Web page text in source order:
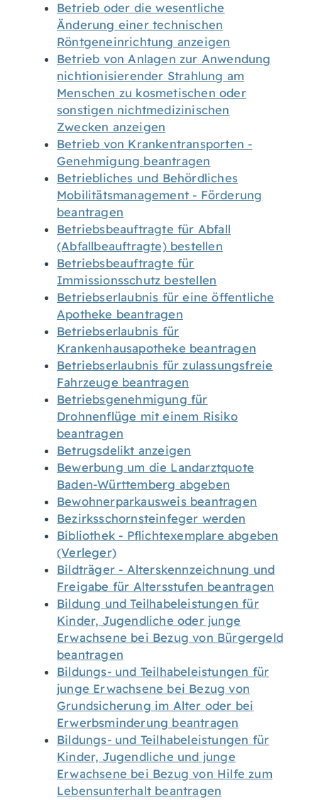
Betrieb oder die wesentliche
Änderung einer technischen
Röntgeneinrichtung anzeigen
Betrieb von Anlagen zur Anwendung
nichtionisierender Strahlung am
Menschen zu kosmetischen oder
sonstigen nichtmedizinischen
Zwecken anzeigen
Betrieb von Krankentransporten -
Genehmigung beantragen
Betriebliches und Behördliches
Mobilitätsmanagement - Förderung
beantragen
Betriebsbeauftragte für Abfall
(Abfallbeauftragte) bestellen
Betriebsbeauftragte für
Immissionsschutz bestellen
Betriebserlaubnis für eine öffentliche
Apotheke beantragen
Betriebserlaubnis für
Krankenhausapotheke beantragen
Betriebserlaubnis für zulassungsfreie
Fahrzeuge beantragen
Betriebsgenehmigung für
Drohnenflüge mit einem Risiko
beantragen
Betrugsdelikt anzeigen
Bewerbung um die Landarztquote
Baden-Württemberg abgeben
Bewohnerparkausweis beantragen
Bezirksschornsteinfeger werden
Bibliothek - Pflichtexemplare abgeben
(Verleger)
Bildträger - Alterskennzeichnung und
Freigabe für Altersstufen beantragen
Bildung und Teilhabeleistungen für
Kinder, Jugendliche oder junge
Erwachsene bei Bezug von Bürgergeld
beantragen
Bildungs- und Teilhabeleistungen für
junge Erwachsene bei Bezug von
Grundsicherung im Alter oder bei
Erwerbsminderung beantragen
Bildungs- und Teilhabeleistungen für
Kinder, Jugendliche und junge
Erwachsene bei Bezug von Hilfe zum
Lebensunterhalt beantragen